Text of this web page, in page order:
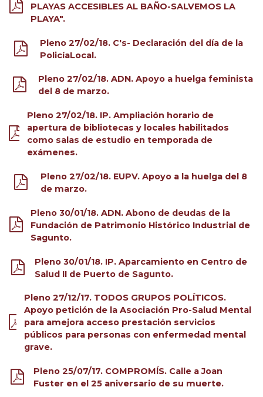
PLAYAS ACCESIBLES AL BAÑO-SALVEMOS LA
PLAYA".
Pleno 27/02/18. C's- Declaración del día de la
PolicíaLocal.
Pleno 27/02/18. ADN. Apoyo a huelga feminista
del 8 de marzo.
Pleno 27/02/18. IP. Ampliación horario de
apertura de bibliotecas y locales habilitados
como salas de estudio en temporada de
exámenes.
Pleno 27/02/18. EUPV. Apoyo a la huelga del 8
de marzo.
Pleno 30/01/18. ADN. Abono de deudas de la
Fundación de Patrimonio Histórico Industrial de
Sagunto.
Pleno 30/01/18. IP. Aparcamiento en Centro de
Salud II de Puerto de Sagunto.
Pleno 27/12/17. TODOS GRUPOS POLÍTICOS.
Apoyo petición de la Asociación Pro-Salud Mental
para amejora acceso prestación servicios
públicos para personas con enfermedad mental
grave.
Pleno 25/07/17. COMPROMÍS. Calle a Joan
Fuster en el 25 aniversario de su muerte.